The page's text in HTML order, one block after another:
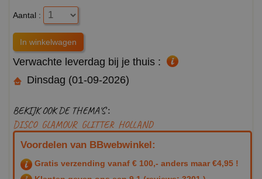
Aantal :
Verwachte leverdag bij je thuis :
Dinsdag (01-09-2026)
BEKIJK OOK DE THEMA'S :
DISCO GLAMOUR GLITTER HOLLAND
Voordelen van BBwebwinkel:
Gratis verzending vanaf € 100,- anders maar €4,95 !